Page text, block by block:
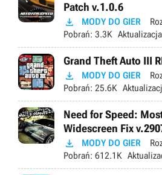
Patch v.1.0.6
 MODY DO GIER
Pobrań: 3.3K Aktualizacja
Grand Theft Auto III
 MODY DO GIER
Pobrań: 25.6K
Need for Speed:
Widescreen Fix
 MODY DO GIER
Pobrań: 612.1K